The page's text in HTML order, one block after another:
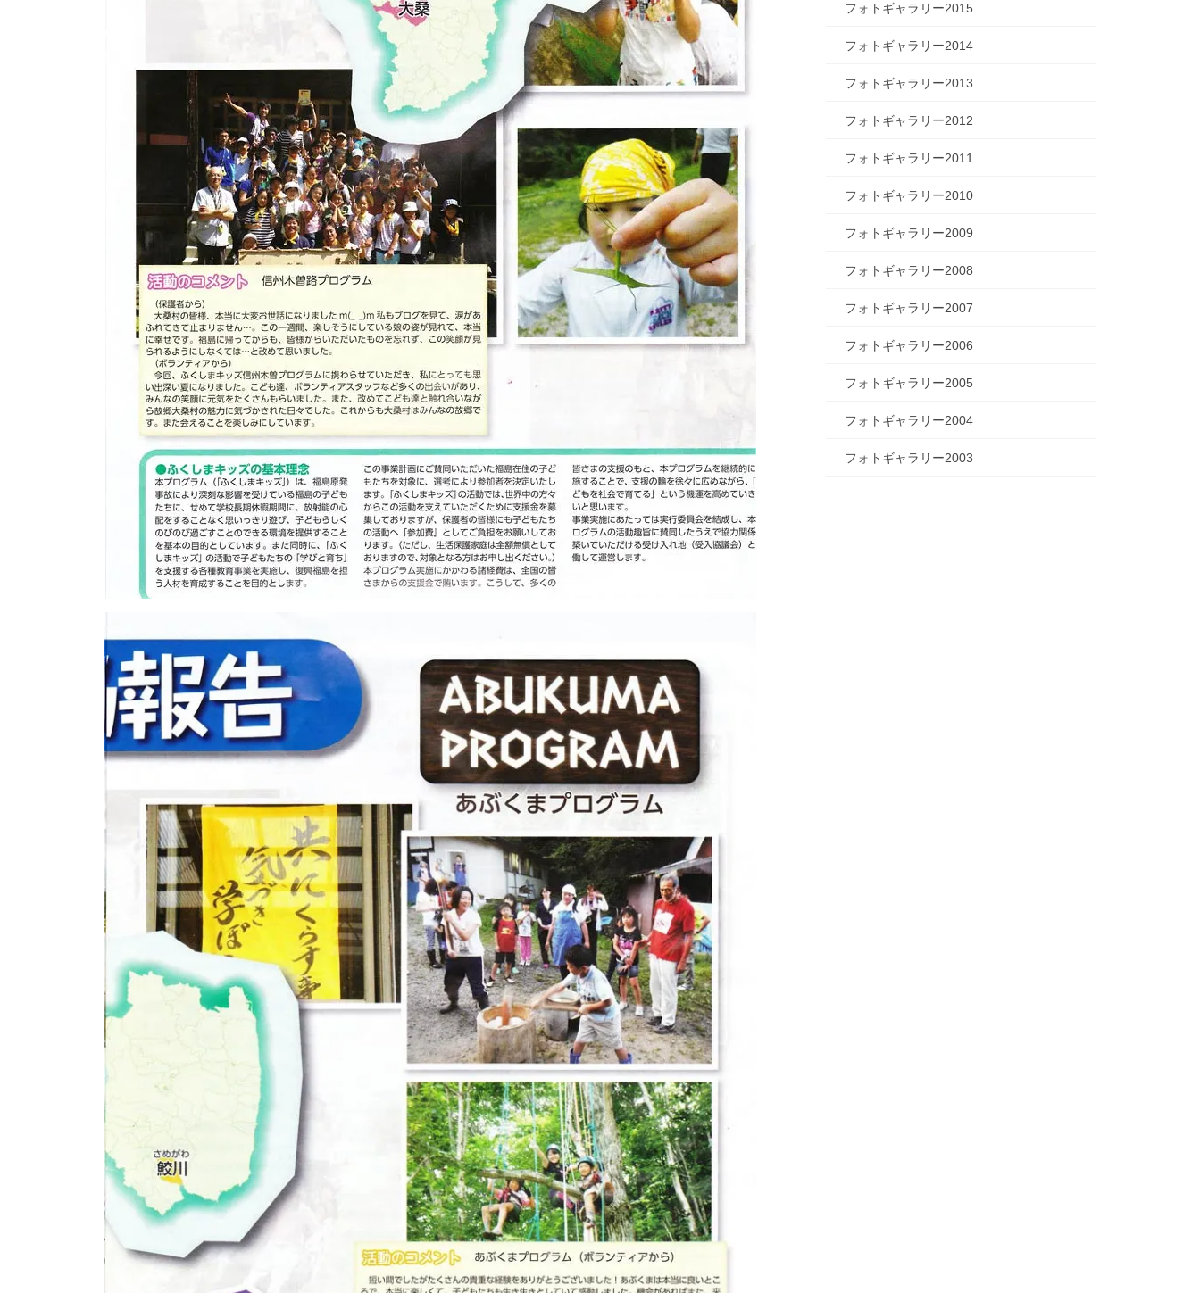
フォトギャラリー2015
フォトギャラリー2014
フォトギャラリー2013
フォトギャラリー2012
フォトギャラリー2011
フォトギャラリー2010
フォトギャラリー2009
フォトギャラリー2008
フォトギャラリー2007
フォトギャラリー2006
フォトギャラリー2005
フォトギャラリー2004
フォトギャラリー2003